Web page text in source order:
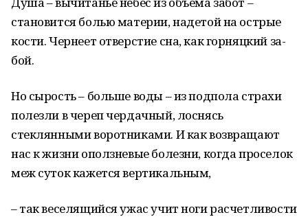
становится болью материи, наде­той на острые
кости. Чернеет отверстие сна, как горняцкий за­
бой.
Но сырость – больше воды – из подпола страхи
полезли в череп чердачный, лоснясь
стеклянными воротниками. И как возвращают
нас к жизни оползневые болезни, когда проселок
меж суток ка­жется вертикальным,
– так веселящийся ужас учит ноги расчетливости